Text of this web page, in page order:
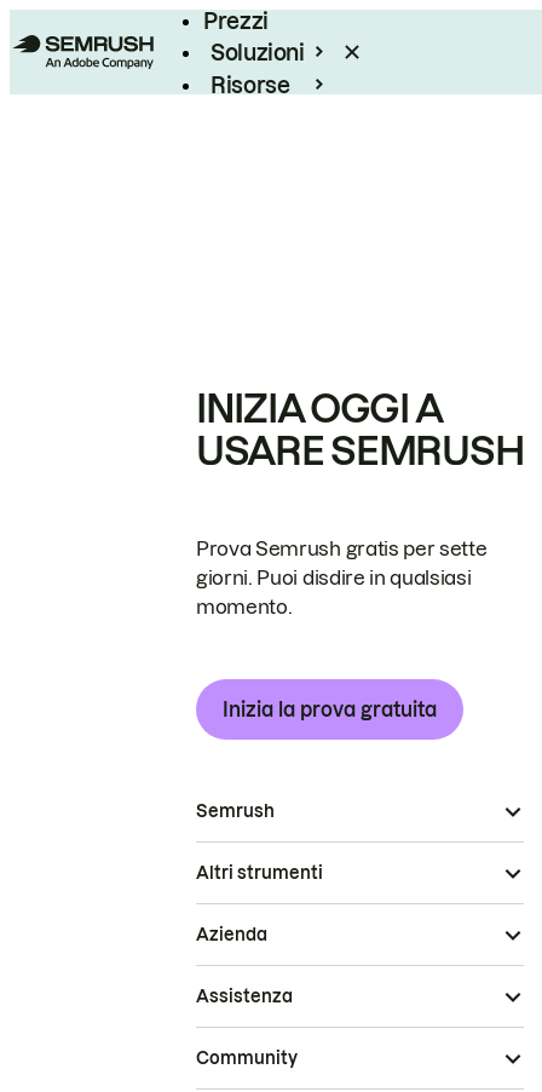
Prezzi
Soluzioni
Risorse
INIZIA OGGI A
USARE SEMRUSH
Prova Semrush gratis per sette
giorni. Puoi disdire in qualsiasi
momento.
Inizia la prova gratuita
Semrush
Altri strumenti
Azienda
Assistenza
Community